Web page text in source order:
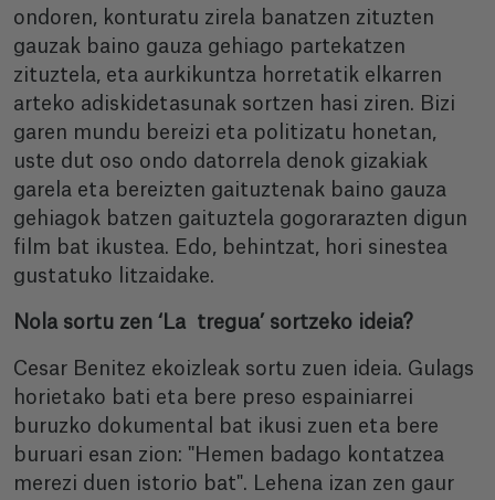
ondoren, konturatu zirela banatzen zituzten
gauzak baino gauza gehiago partekatzen
zituztela, eta aurkikuntza horretatik elkarren
arteko adiskidetasunak sortzen hasi ziren. Bizi
garen mundu bereizi eta politizatu honetan,
uste dut oso ondo datorrela denok gizakiak
garela eta bereizten gaituztenak baino gauza
gehiagok batzen gaituztela gogorarazten digun
film bat ikustea. Edo, behintzat, hori sinestea
gustatuko litzaidake.
Nola sortu zen ‘La tregua’ sortzeko ideia?
Cesar Benitez ekoizleak sortu zuen ideia. Gulags
horietako bati eta bere preso espainiarrei
buruzko dokumental bat ikusi zuen eta bere
buruari esan zion: "Hemen badago kontatzea
merezi duen istorio bat". Lehena izan zen gaur